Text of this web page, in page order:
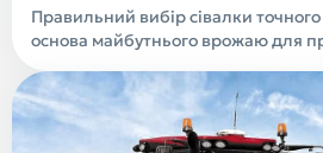
Правильний вибір сівалки точного
основа майбутнього врожаю для